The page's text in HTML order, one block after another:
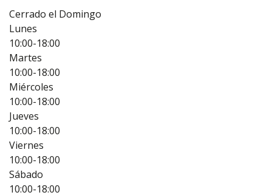
Cerrado el Domingo
Lunes
10:00-18:00
Martes
10:00-18:00
Miércoles
10:00-18:00
Jueves
10:00-18:00
Viernes
10:00-18:00
Sábado
10:00-18:00